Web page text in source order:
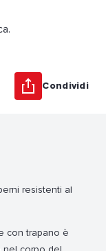
Condividi
resistenti al
con trapano è